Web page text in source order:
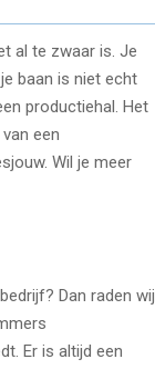
al te zwaar is. Je
baan is niet echt
productiehal. Het
een
Wil je meer
Dan raden wij
Er is altijd een